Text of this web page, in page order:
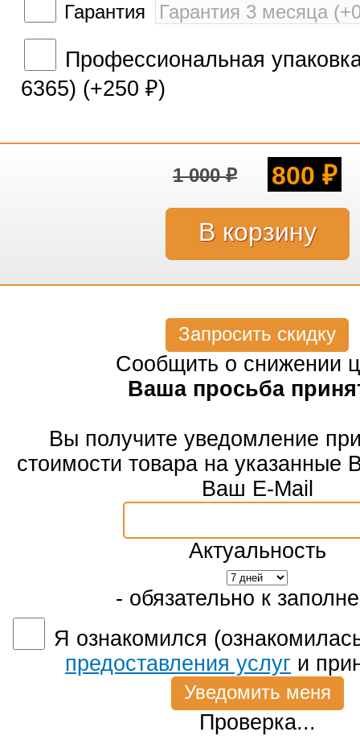
Гарантия
Профессиональная
6365) (+250 ₽)
1 000₽ 800 ₽
Запросить скидку
Сообщить о снижении
Ваша просьба
Вы получите уведомление
стоимости товара на указанные
Ваш E-Mail
Актуальность
- обязательно к
Я ознакомился
предоставления услуг и
Проверка...